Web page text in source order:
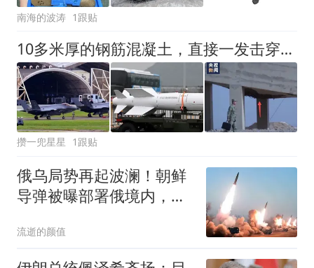
南海的波涛 1跟贴
10多米厚的钢筋混凝土，直接一发击穿！我空军钻地弹威力真不小
攒一兜星星 1跟贴
俄乌局势再起波澜！朝鲜
导弹被曝部署俄境内，防
流逝的颜值